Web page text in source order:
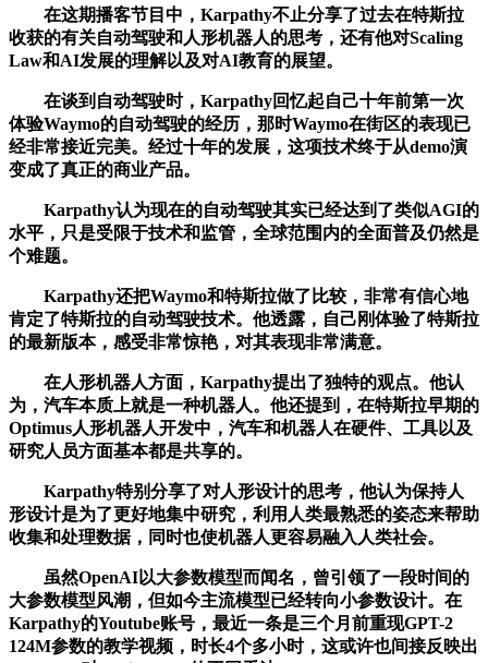
在这期播客节目中，Karpathy不止分享了过去在特斯拉
收获的有关自动驾驶和人形机器人的思考，还有他对Scaling
Law和AI发展的理解以及对AI教育的展望。
在谈到自动驾驶时，Karpathy回忆起自己十年前第一次
体验Waymo的自动驾驶的经历，那时Waymo在街区的表现已
经非常接近完美。经过十年的发展，这项技术终于从demo演
变成了真正的商业产品。
Karpathy认为现在的自动驾驶其实已经达到了类似AGI的
水平，只是受限于技术和监管，全球范围内的全面普及仍然是
个难题。
Karpathy还把Waymo和特斯拉做了比较，非常有信心地
肯定了特斯拉的自动驾驶技术。他透露，自己刚体验了特斯拉
的最新版本，感受非常惊艳，对其表现非常满意。
在人形机器人方面，Karpathy提出了独特的观点。他认
为，汽车本质上就是一种机器人。他还提到，在特斯拉早期的
Optimus人形机器人开发中，汽车和机器人在硬件、工具以及
研究人员方面基本都是共享的。
Karpathy特别分享了对人形设计的思考，他认为保持人
形设计是为了更好地集中研究，利用人类最熟悉的姿态来帮助
收集和处理数据，同时也使机器人更容易融入人类社会。
虽然OpenAI以大参数模型而闻名，曾引领了一段时间的
大参数模型风潮，但如今主流模型已经转向小参数设计。在
Karpathy的Youtube账号，最近一条是三个月前重现GPT-2
124M参数的教学视频，时长4个多小时，这或许也间接反映出